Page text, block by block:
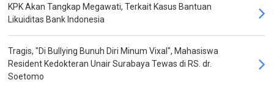
KPK Akan Tangkap Megawati, Terkait Kasus Bantuan
Likuiditas Bank Indonesia
Tragis, "Di Bullying Bunuh Diri Minum Vixal", Mahasiswa
Resident Kedokteran Unair Surabaya Tewas di RS. dr.
Soetomo